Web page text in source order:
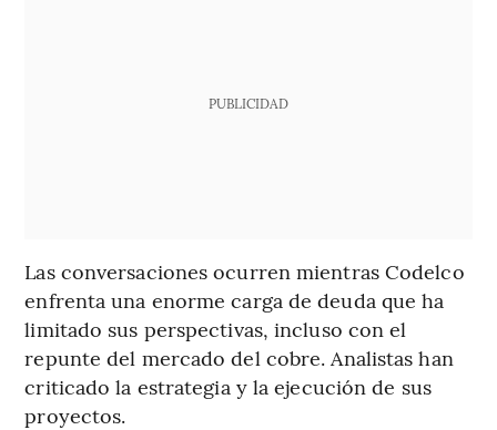
PUBLICIDAD
Las conversaciones ocurren mientras Codelco
enfrenta una enorme carga de deuda que ha
limitado sus perspectivas, incluso con el
repunte del mercado del cobre. Analistas han
criticado la estrategia y la ejecución de sus
proyectos.